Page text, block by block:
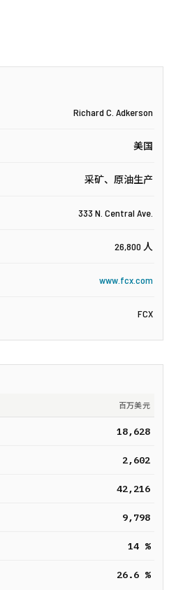
Richard C. Adkerson
美国
采矿、原油生产
333 N. Central Ave.
26,800 人
www.fcx.com
FCX
百万美元
18,628
2,602
42,216
9,798
14 %
26.6 %